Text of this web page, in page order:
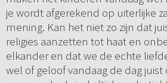
je wordt afgerekend op uiterlijke
mening. Kan het niet zo zijn dat
religies aanzetten tot haat en
elkander en dat we de echte
wel of geloof vandaag de dag juist